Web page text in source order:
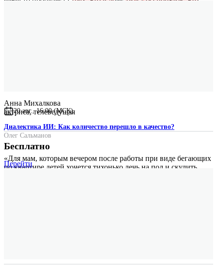
Анна Михалкова
актриса, телеведущая
«Для мам, которым вечером после работы при виде бегающих
по квартире детей хочется тихонько лечь на пол и скулить,
20 авг., 16:00 (МСК)
Диалектика ИИ: Как количество перешло в качество?
Олег Сальманов
Бесплатно
Перейти